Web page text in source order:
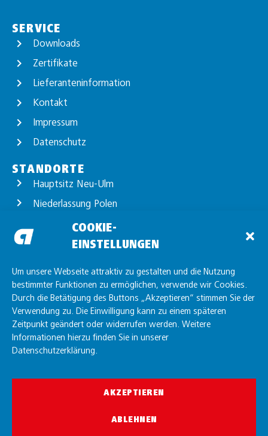
COOKIE-
EINSTELLUNGEN
Um unsere Webseite attraktiv zu gestalten und die Nutzung
bestimmter Funktionen zu ermöglichen, verwende wir Cookies.
Durch die Betätigung des Buttons „Akzeptieren“ stimmen Sie der
Verwendung zu. Die Einwilligung kann zu einem späteren
Zeitpunkt geändert oder widerrufen werden. Weitere
Informationen hierzu finden Sie in unserer
Datenschutzerklärung.
AKZEPTIEREN
ABLEHNEN
SERVICE
Downloads
Zertifikate
Lieferanteninformation
Kontakt
Impressum
Datenschutz
STANDORTE
Hauptsitz Neu-Ulm
Niederlassung Polen
Standort Günzburg
Standort Unterelchingen
© allgaier GmbH 2026